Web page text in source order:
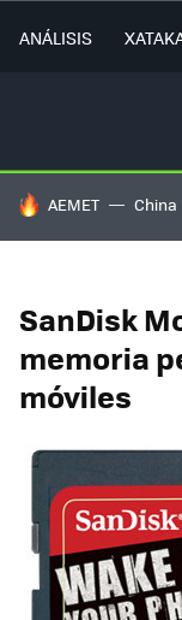
ANÁLISIS
HOY SE HABLA DE
AEMET China
SanDisk
memoria
móviles